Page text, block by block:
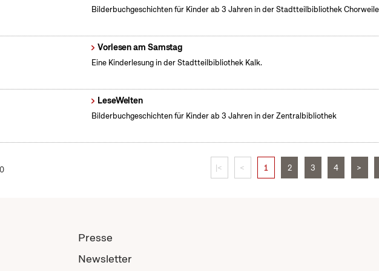
Bilderbuchgeschichten für Kinder ab 3 Jahren in der Stadtteilbibliothek
Vorlesen am Samstag
Eine Kinderlesung in der Stadtteilbibliothek Kalk.
LeseWelten
Bilderbuchgeschichten für Kinder ab 3 Jahren in der Zentralbibliothek
|< < 1 2 3 4 >
Presse
Newsletter